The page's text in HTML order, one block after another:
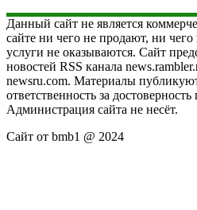
Данный сайт не является
сайте ни чего не продают, ни
услуги не оказываются. Сайт
новостей RSS канала
newsru.com. Материалы
ответственность за
Администрация сайта не несёт.
Сайт от bmb1 @ 2024